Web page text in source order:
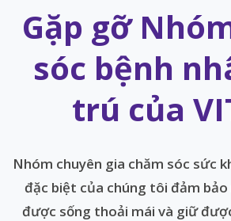
Gặp gỡ
sóc bệnh
trú của
Nhóm chuyên gia chăm sóc sức
đặc biệt của chúng tôi đảm bảo
được sống thoải mái và giữ